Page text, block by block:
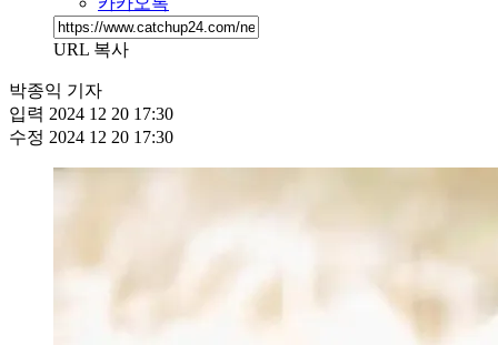
URL 복사
박종익 기자
입력 2024 12 20 17:30
수정 2024 12 20 17:30